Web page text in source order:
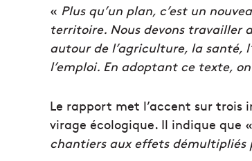
« Plus qu’un plan, c’est un
territoire. Nous devons travailler
autour de l’agriculture, la santé,
l’emploi. En adoptant ce texte,
Le rapport met l’accent sur trois
virage écologique. Il indique que «
chantiers aux effets démultipliés